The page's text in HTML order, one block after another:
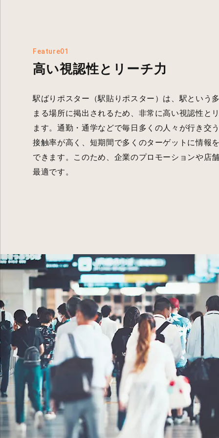
Feature01
高い視認性とリーチ力
駅ばりポスター（駅貼りポスター）は、駅という
まる場所に掲出されるため、非常に高い視認性と
ます。通勤・通学などで毎日多くの人々が行き交
接触率が高く、短期間で多くのターゲットに情報
できます。このため、企業のプロモーションや店
最適です。